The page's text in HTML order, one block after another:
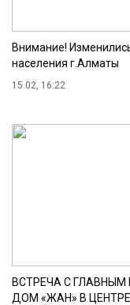
Внимание!
населения г.Алматы
15.02, 16:22
ВСТРЕЧА С
ДОМ «ЖАН» В